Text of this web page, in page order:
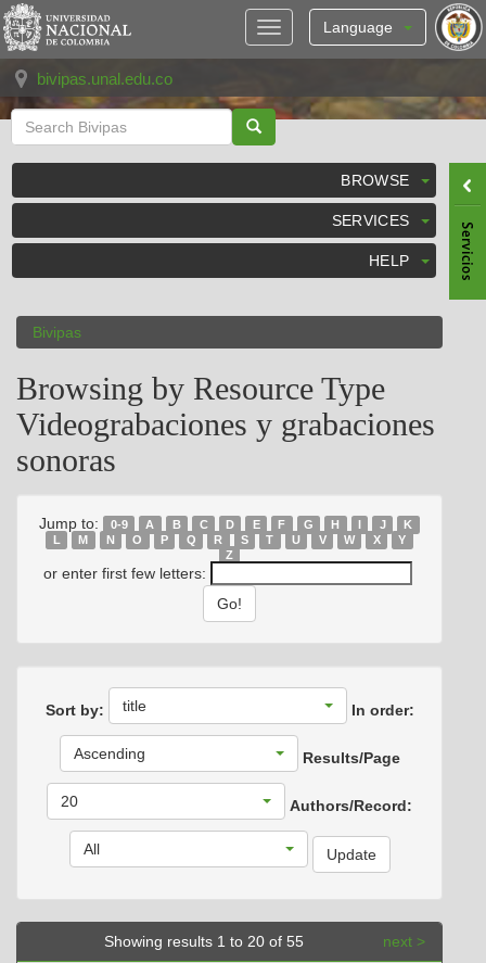
Skip
navigation
Language
bivipas.unal.edu.co
BROWSE
SERVICES
HELP
Bivipas
Browsing by Resource Type
Videograbaciones y grabaciones
sonoras
Jump to: 0-9 A B C D E F G H I J
K
L
M N O P Q R S T U V W X
Y
Z
or enter first few letters:
Sort by: title In order:
Ascending Results/Page
20 Authors/Record:
All
Showing results 1 to 20 of 55 next >